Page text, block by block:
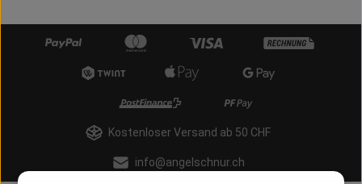
Kostenloser Versand ab 50 CHF
info@angelschnur.ch